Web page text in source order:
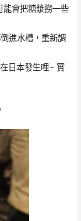
能會把糖漿撈一些
進水槽，重新調
日本發生哩~ 實